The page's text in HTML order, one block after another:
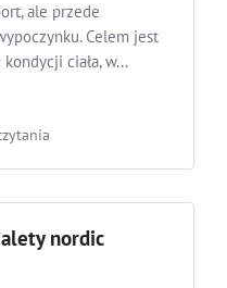
ale przede
Celem jest
ciała, w...
nordic